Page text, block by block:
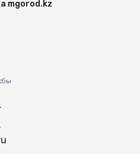
mgorod.kz